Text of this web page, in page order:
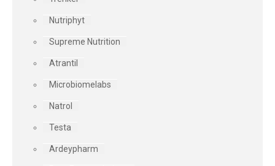
Nutriphyt
Supreme Nutrition
Atrantil
Microbiomelabs
Natrol
Testa
Ardeypharm